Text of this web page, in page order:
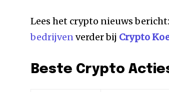
Lees het crypto nieuws
bedrijvenverder bij Crypto
Beste Crypto